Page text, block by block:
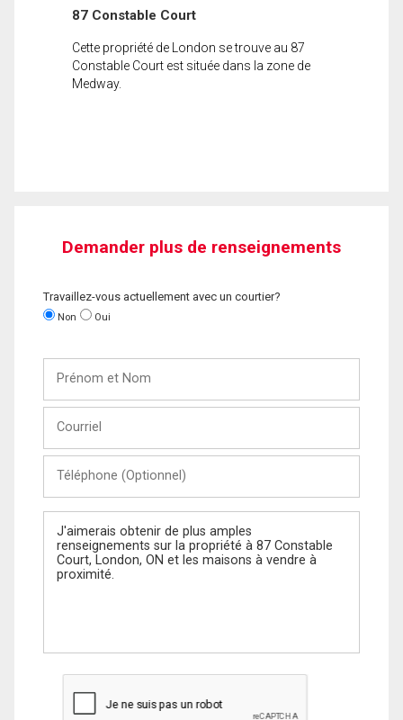
87 Constable Court
Cette propriété de London se trouve au 87
Constable Court est située dans la zone de
Medway.
Demander plus de renseignements
Travaillez-vous actuellement avec un courtier?
Non Oui
Nom
(Optionnel)
Message